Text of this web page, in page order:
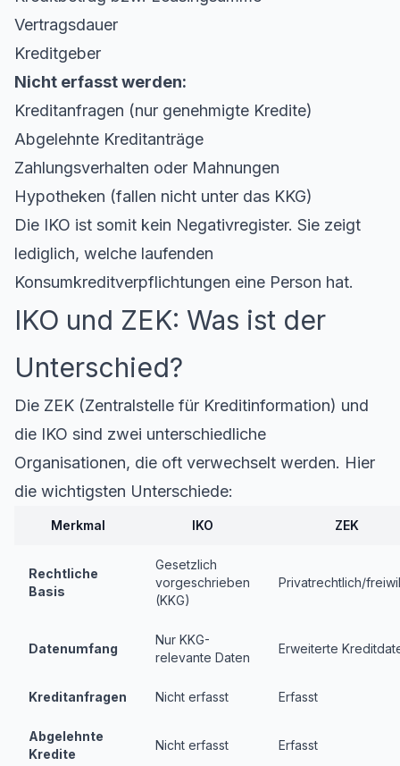
Vertragsdauer
Kreditgeber
Nicht erfasst werden:
Kreditanfragen (nur genehmigte Kredite)
Abgelehnte Kreditanträge
Zahlungsverhalten oder Mahnungen
Hypotheken (fallen nicht unter das KKG)
Die IKO ist somit kein Negativregister. Sie zeigt
lediglich, welche laufenden
Konsumkreditverpflichtungen eine Person hat.
IKO und ZEK: Was ist der
Unterschied?
Die ZEK (Zentralstelle für Kreditinformation) und
die IKO sind zwei unterschiedliche
Organisationen, die oft verwechselt werden. Hier
die wichtigsten Unterschiede:
Merkmal IKO ZEK
Rechtliche
Basis
Gesetzlich
vorgeschrieben
(KKG)
Privatrechtlich/
Datenumfang
Nur KKG-
relevante Daten
Erweiterte
Kreditanfragen Nicht erfasst Erfasst
Abgelehnte
Kredite
Nicht erfasst Erfasst